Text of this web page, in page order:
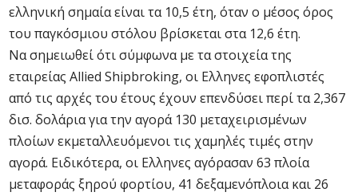
ελληνική σημαία είναι τα 10,5 έτη, όταν ο μέσος όρος
του παγκόσμιου στόλου βρίσκεται στα 12,6 έτη.
Να σημειωθεί ότι σύμφωνα με τα στοιχεία της
εταιρείας Allied Shipbroking, οι Ελληνες εφοπλιστές
από τις αρχές του έτους έχουν επενδύσει περί τα 2,367
δισ. δολάρια για την αγορά 130 μεταχειρισμένων
πλοίων εκμεταλλευόμενοι τις χαμηλές τιμές στην
αγορά. Ειδικότερα, οι Ελληνες αγόρασαν 63 πλοία
μεταφοράς ξηρού φορτίου, 41 δεξαμενόπλοια και 26